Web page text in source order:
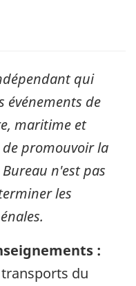
qui
événements de
maritime et
promouvoir la
n'est pas
les
:
du